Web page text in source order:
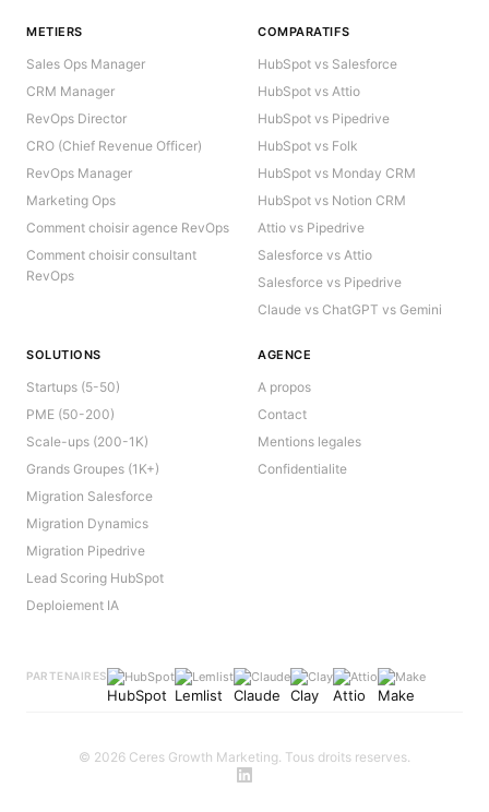
METIERS
Sales Ops Manager
CRM Manager
RevOps Director
CRO (Chief Revenue Officer)
RevOps Manager
Marketing Ops
Comment choisir agence RevOps
Comment choisir consultant
RevOps
COMPARATIFS
HubSpot vs Salesforce
HubSpot vs Attio
HubSpot vs Pipedrive
HubSpot vs Folk
HubSpot vs Monday CRM
HubSpot vs Notion CRM
Attio vs Pipedrive
Salesforce vs Attio
Salesforce vs Pipedrive
Claude vs ChatGPT vs Gemini
SOLUTIONS
Startups (5-50)
PME (50-200)
Scale-ups (200-1K)
Grands Groupes (1K+)
Migration Salesforce
Migration Dynamics
Migration Pipedrive
Lead Scoring HubSpot
Deploiement IA
AGENCE
A propos
Contact
Mentions legales
Confidentialite
PARTENAIRES HubSpot Lemlist Claude Clay Attio Make
© 2026 Ceres Growth Marketing. Tous droits reserves.